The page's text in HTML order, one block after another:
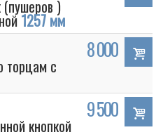
(пушеров )
1257 мм
торцам с
8 000
кнопкой
9 500